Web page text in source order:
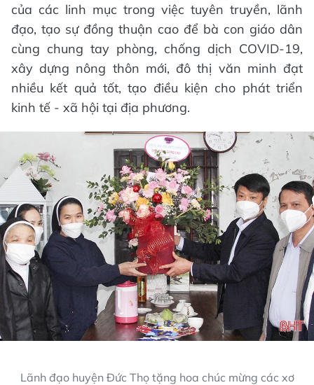
của các linh mục trong việc tuyên truyền, lãnh
đạo, tạo sự đồng thuận cao để bà con giáo dân
cùng chung tay phòng, chống dịch COVID-19,
xây dựng nông thôn mới, đô thị văn minh đạt
nhiều kết quả tốt, tạo điều kiện cho phát triển
kinh tế - xã hội tại địa phương.
Lãnh đạo huyện Đức Thọ tặng hoa chúc mừng các xơ